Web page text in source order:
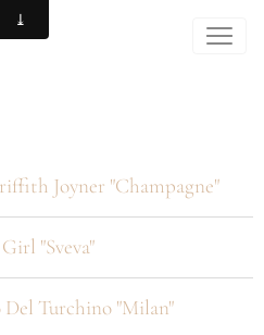
Joyner "Champagne"
"Sveva"
Del Turchino "Milan"